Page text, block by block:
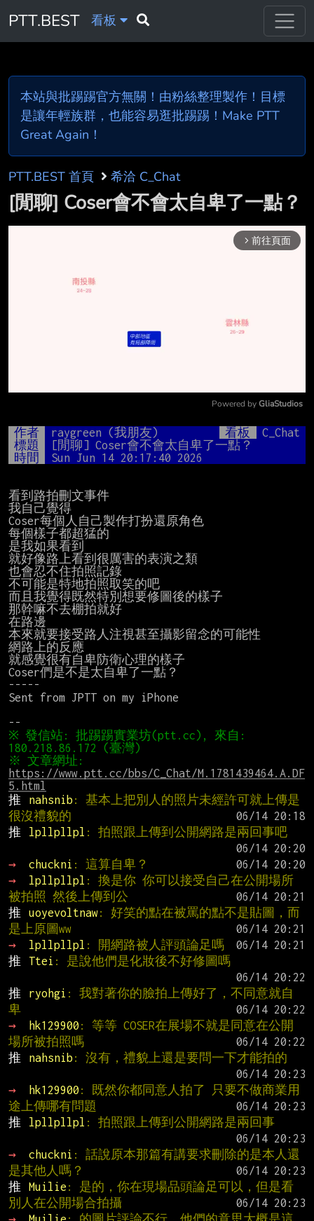
PTT.BEST 看板
本站與批踢踢官方無關！由粉絲整理製作！目標
是讓年輕族群，也能容易逛批踢踢！Make PTT
Great Again！
PTT.BEST 首頁 希洽 C_Chat
[閒聊] Coser會不會太自卑了一點？
arrow_forward_ios 前往頁面
Mute
Powered by GliaStudios
作者 raygreen (我朋友) 看板
C_Chat
標題
[閒聊] Coser會不會太自卑了一點？
時間
Sun Jun 14 20:17:40 2026
看到路拍刪文事件
我自己覺得
Coser每個人自己製作打扮還原角色
每個樣子都超猛的
是我如果看到
就好像路上看到很厲害的表演之類
也會忍不住拍照記錄
不可能是特地拍照取笑的吧
而且我覺得既然特別想要修圖後的樣子
那幹嘛不去棚拍就好
在路邊
本來就要接受路人注視甚至攝影留念的可能性
網路上的反應
就感覺很有自卑防衛心理的樣子
Coser們是不是太自卑了一點？
-----
Sent from JPTT on my iPhone
※ 發信站: 批踢踢實業坊(ptt.cc), 來自:
https://www.ptt.cc/bbs/C_Chat/M.1781439464.A.DF
5.html
推
nahsnib : 基本上把別人的照片未經許可就上傳是
很沒禮貌的
推
lpllpllpl : 拍照跟上傳到公開網路是兩回事吧
→
chuckni : 這算自卑？
→
lpllpllpl : 換是你 你可以接受自己在公開場所
被拍照 然後上傳到公
推
uoyevoltnaw: 好笑的點在被罵的點不是貼圖，而
是上原圖ww
→
lpllpllpl : 開網路被人評頭論足嗎
推
Ttei : 是說他們是化妝後不好修圖嗎
推
ryohgi : 我對著你的臉拍上傳好了，不同意就自
卑
→
hk129900 : 等等 COSER在展場不就是同意在公開
場所被拍照嗎
推
nahsnib : 沒有，禮貌上還是要問一下才能拍的
→
hk129900 : 既然你都同意人拍了 只要不做商業用
途上傳哪有問題
推
lpllpllpl : 拍照跟上傳到公開網路是兩回事
→
chuckni : 話說原本那篇有講要求刪除的是本人還
是其他人嗎？
推
Muilie : 是的，你在現場品頭論足可以，但是看
別人在公開場合拍攝